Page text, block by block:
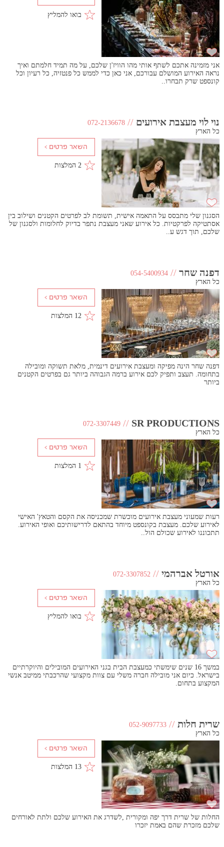
בואו להמליץ
אני מזמינה אתכם לשתף אותי מהו הוויז'ן שלכם, על מה תמיד חלמתם ואיך
נראה האירוע המושלם עבורכם, אני כאן כדי לממש כל פנטזיה, כל רעיון וכל
קונספט שרק תבחרו..
נוי לוי מעצבת אירועים //
072-2136678
כל הארץ
2 המלצות
הסגנון שלי מתבסס על התאמה אישית, תשומת לב לפרטים הקטנים ושילוב בין
אסתטיקה לפרקטיות. כל אירוע שאני מעצבת נתפר בדיוק לחלומות ולסגנון של
שלכם, תוך דגש ע..
דפנה שחר //
054-5400934
כל הארץ
12 המלצות
דפנה שחר הינה מפיקה ומעצבת אירועים דינמית, מלאת תשוקה ומובילה
בתחומה. תעצב ותפיק לכם אירוע ברמה הגבוהה ביותר גם בפרטים הקטנים
ביותר
SR PRODUCTIONS
//
072-3307449
כל הארץ
1 המלצות
רעות שמעוני מעצבת אירועים מוכשרת שמכניסה את הקסם והטאץ' האישי
לאירוע שלכם. מעצבת בקונספט מיוחד בהתאם לדרישותיכם ואופי האירוע.
תתכוננו לאירוע שכולם הול..
אורטל אברהמי //
072-3307852
כל הארץ
בואו להמליץ
במשך 16 שנים שימשתי כמעצבת הבית בגני האירועים המובילים והיוקרתיים
בישראל. כיום אני מובילה חברה משלי עם צוות מקצועי שהרכבתי ממיטב אנשי
המקצוע בתחום.
שרית חלות //
052-9097733
כל הארץ
13 המלצות
החלות של שרית דרך יפה ומקורית ,לשדרג את האירוע שלכם ולתת לאורחים
שלכם מזכרת שהם באמת יזכרו